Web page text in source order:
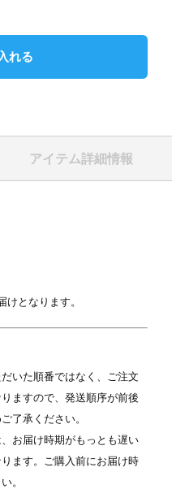
れる
アイテム詳細情報
となります。
いた順番ではなく、ご注文
ますので、発送順序が前後
了承ください。
お届け時期がもっとも遅い
ます。ご購入前にお届け時
。
択
更できます